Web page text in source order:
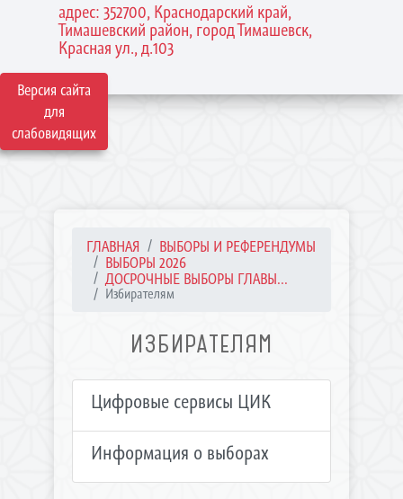
Версия сайта
для
слабовидящих
адрес: 352700, Краснодарский край,
Тимашевский район, город Тимашевск,
Красная ул., д.103
ГЛАВНАЯ
ВЫБОРЫ И РЕФЕРЕНДУМЫ
ВЫБОРЫ 2026
ДОСРОЧНЫЕ ВЫБОРЫ ГЛАВЫ...
Избирателям
ИЗБИРАТЕЛЯМ
Цифровые сервисы ЦИК
Информация о выборах